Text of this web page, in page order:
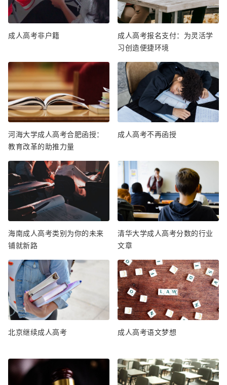
成人高考非户籍
成人高考报名支付：为灵活学
习创造便捷环境
河海大学成人高考合肥函授：
教育改革的助推力量
成人高考不再函授
海南成人高考类别为你的未来
铺就新路
清华大学成人高考分数的行业
文章
北京继续成人高考 成人高考语文梦想